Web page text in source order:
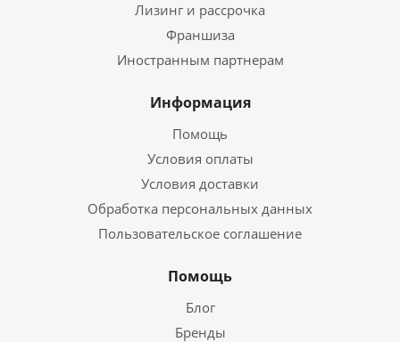
Лизинг и рассрочка
Франшиза
Иностранным партнерам
Информация
Помощь
Условия оплаты
Условия доставки
Обработка персональных данных
Пользовательское соглашение
Помощь
Блог
Бренды